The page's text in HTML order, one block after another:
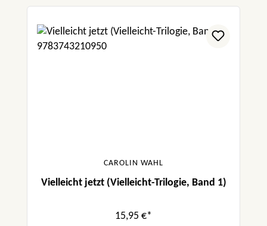
CAROLIN WAHL
Vielleicht jetzt (Vielleicht-Trilogie, Band 1)
15,95 €*